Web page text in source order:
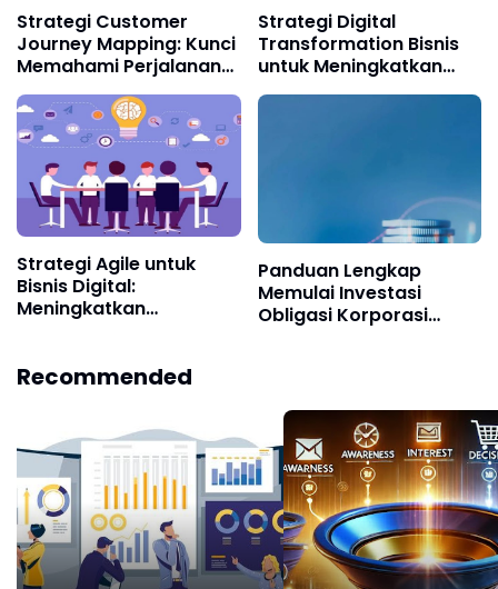
Strategi Customer
Journey Mapping: Kunci
Memahami Perjalanan
Pelanggan dan
Meningkatkan Loyalitas
Bisnis Digital
Strategi Digital
Transformation Bisnis
untuk Meningkatkan
Pertumbuhan dan
Akuisisi Pelanggan
Strategi Agile untuk
Bisnis Digital:
Meningkatkan
Panduan Lengkap
Memulai Investasi
Obligasi Korporasi
Recommended